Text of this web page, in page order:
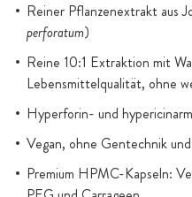
Reiner Pflanzenextrakt aus
perforatum)
Reine 10:1 Extraktion mit
Lebensmittelqualität, ohne
Hyperforin- und
Vegan, ohne Gentechnik
Premium HPMC-Kapseln: